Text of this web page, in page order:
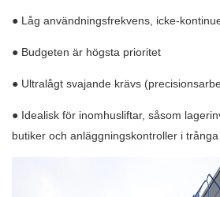
● Låg användningsfrekvens, icke-
● Budgeten är högsta prioritet
● Ultralågt svajande krävs
● Idealisk för inomhusliftar, såsom
butiker och anläggningskontroller i